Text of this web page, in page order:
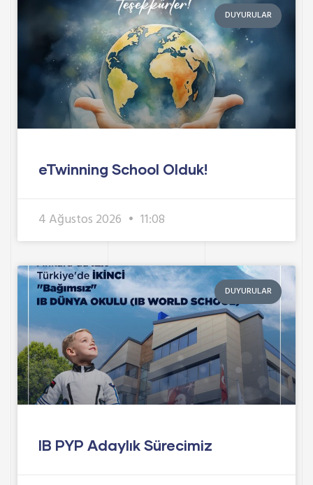
DUYURULAR
eTwinning School Olduk!
4 Ağustos 2026 11:08
DUYURULAR
IB PYP Adaylık Sürecimiz